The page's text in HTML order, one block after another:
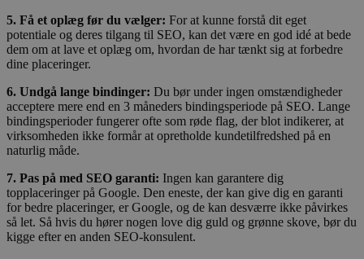
5. Få et oplæg før du vælger: For at kunne forstå dit eget
potentiale og deres tilgang til SEO, kan det være en god idé at bede
dem om at lave et oplæg om, hvordan de har tænkt sig at forbedre
dine placeringer.
6. Undgå lange bindinger: Du bør under ingen omstændigheder
acceptere mere end en 3 måneders bindingsperiode på SEO. Lange
bindingsperioder fungerer ofte som røde flag, der blot indikerer, at
virksomheden ikke formår at opretholde kundetilfredshed på en
naturlig måde.
7. Pas på med SEO garanti: Ingen kan garantere dig
topplaceringer på Google. Den eneste, der kan give dig en garanti
for bedre placeringer, er Google, og de kan desværre ikke påvirkes
så let. Så hvis du hører nogen love dig guld og grønne skove, bør du
kigge efter en anden SEO-konsulent.